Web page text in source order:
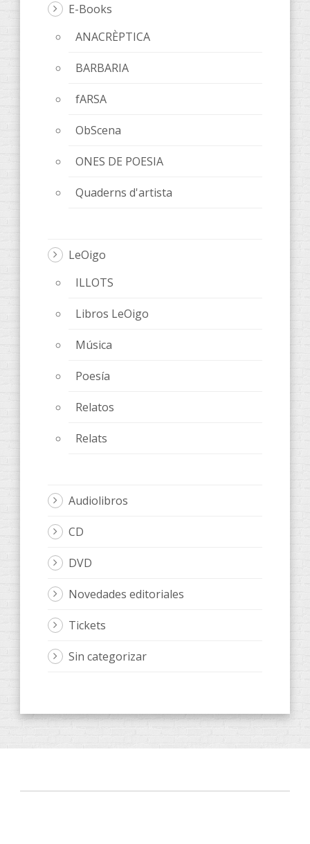
E-Books
ANACRÈPTICA
BARBARIA
fARSA
ObScena
ONES DE POESIA
Quaderns d'artista
LeOigo
ILLOTS
Libros LeOigo
Música
Poesía
Relatos
Relats
Audiolibros
CD
DVD
Novedades editoriales
Tickets
Sin categorizar